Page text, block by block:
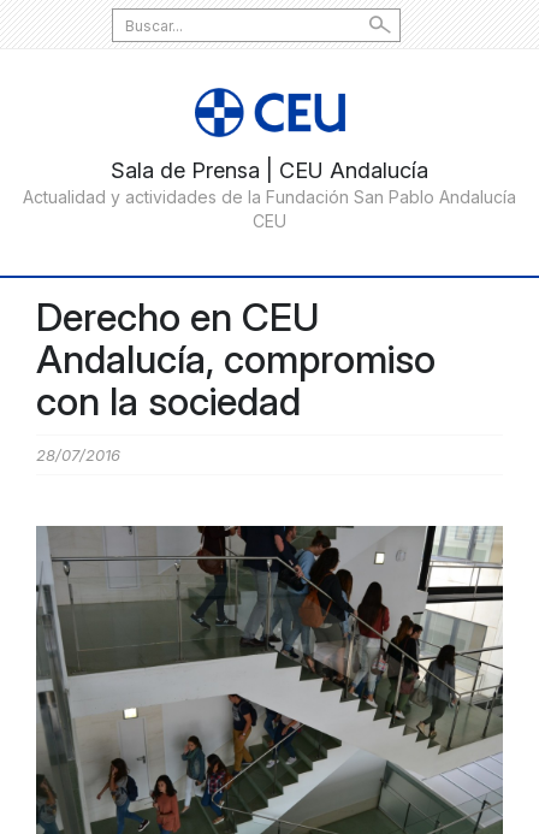
Search
for:
Derecho en CEU
Andalucía, compromiso
con la sociedad
28/07/2016